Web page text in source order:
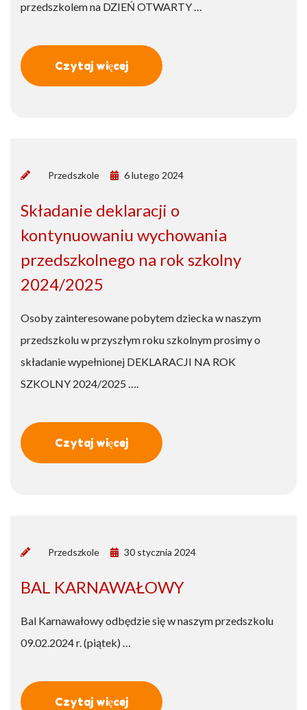
przedszkolem na DZIEŃ OTWARTY …
Czytaj więcej
Przedszkole 6 lutego 2024
Składanie deklaracji o
kontynuowaniu wychowania
przedszkolnego na rok szkolny
2024/2025
Osoby zainteresowane pobytem dziecka w naszym
przedszkolu w przyszłym roku szkolnym prosimy o
składanie wypełnionej DEKLARACJI NA ROK
SZKOLNY 2024/2025 ….
Czytaj więcej
Przedszkole 30 stycznia 2024
BAL KARNAWAŁOWY
Bal Karnawałowy odbędzie się w naszym przedszkolu
09.02.2024 r. (piątek) …
Czytaj więcej